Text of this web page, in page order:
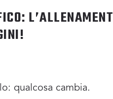
qualcosa cambia.